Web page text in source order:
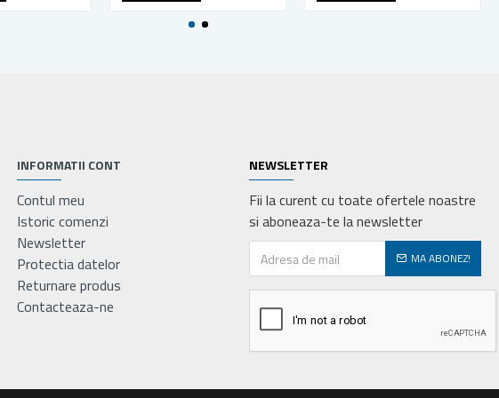
INFORMATII CONT
Contul meu
Istoric comenzi
Newsletter
Protectia datelor
Returnare produs
Contacteaza-ne
NEWSLETTER
Fii la curent cu toate ofertele noastre
si aboneaza-te la newsletter
MA ABONEZ!